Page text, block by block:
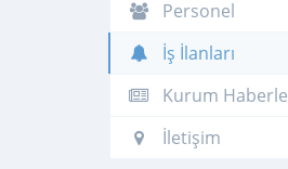
Personel
İş İlanları
Kurum
İletişim